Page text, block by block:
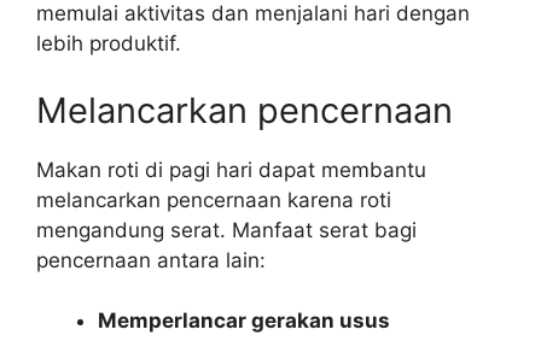
memulai aktivitas dan menjalani hari dengan
lebih produktif.
Melancarkan pencernaan
Makan roti di pagi hari dapat membantu
melancarkan pencernaan karena roti
mengandung serat. Manfaat serat bagi
pencernaan antara lain:
Memperlancar gerakan usus